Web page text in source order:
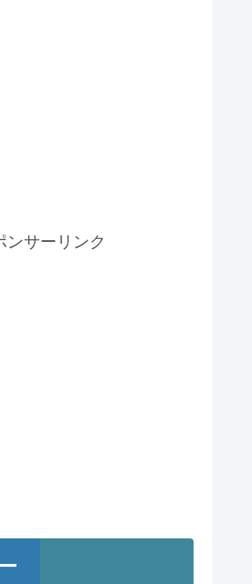
ンサーリンク